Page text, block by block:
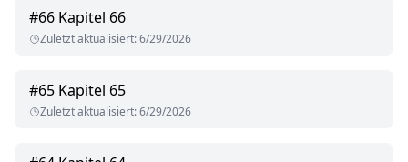
#66 Kapitel 66
Zuletzt aktualisiert:6/29/2026
#65 Kapitel 65
Zuletzt aktualisiert:6/29/2026